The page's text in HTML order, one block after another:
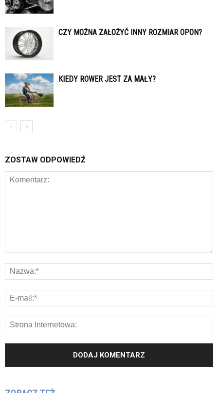
CZY MOŻNA ZAŁOŻYĆ INNY ROZMIAR OPON?
KIEDY ROWER JEST ZA MAŁY?
ZOSTAW ODPOWIEDŹ